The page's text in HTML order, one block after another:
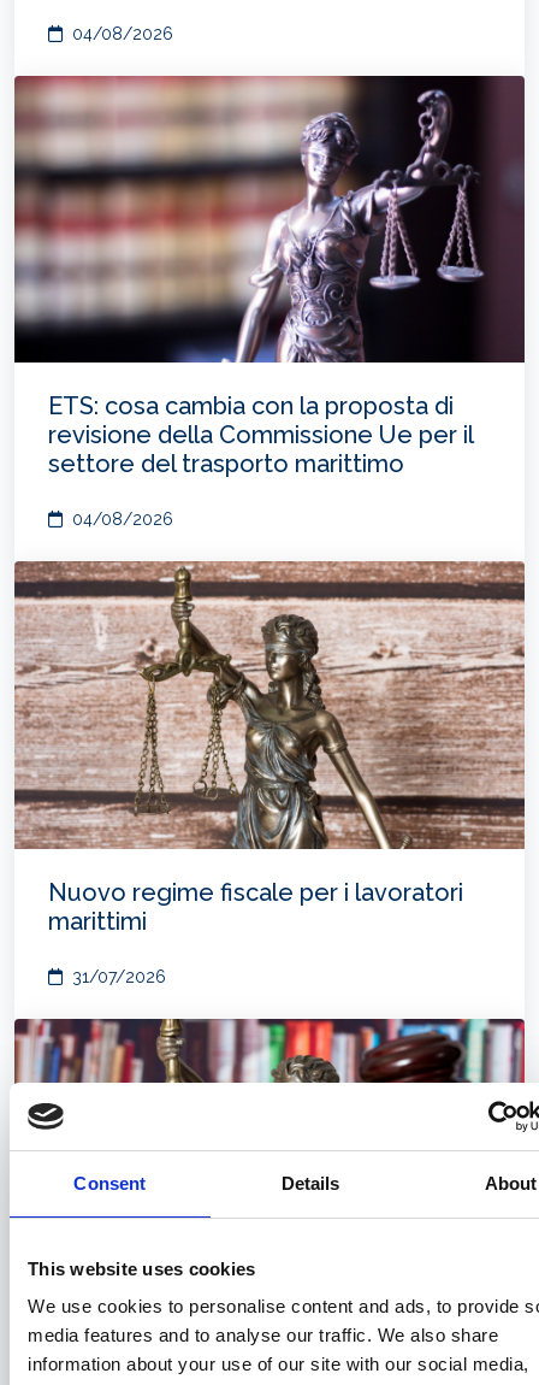
Consent Details About
This website uses cookies
We use cookies to personalise content and ads, to provide
media features and to analyse our traffic. We also share
information about your use of our site with our social media,
04/08/2026
ETS: cosa cambia con la proposta di
revisione della Commissione Ue per il
settore del trasporto marittimo
04/08/2026
Nuovo regime fiscale per i lavoratori
marittimi
31/07/2026
Compravendita di navi e il nuovo
“SALEFORM 2025”: prime note